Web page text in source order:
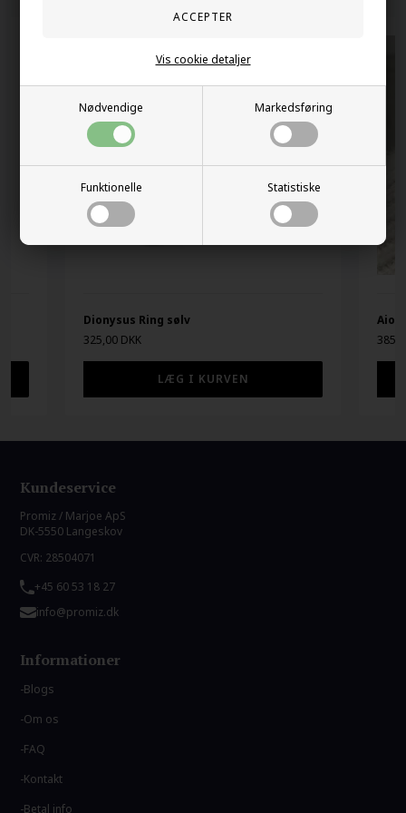
Nødvendige Markedsføring
Funktionelle Statistiske
Vis cookie detaljer
Dionysus Ring sølv
325,00 DKK
Kundeservice
Promiz / Marjoe ApS
DK-5550 Langeskov
CVR: 28504071
+45 60 53 18 27
info@promiz.dk
Informationer
Blogs
Om os
FAQ
Kontakt
Betal info